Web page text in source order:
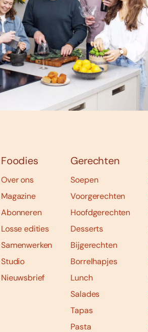
Foodies
Over ons
Magazine
Abonneren
Losse edities
Samenwerken
Studio
Nieuwsbrief
Gerechten
Soepen
Voorgerechten
Hoofdgerechten
Desserts
Bijgerechten
Borrelhapjes
Lunch
Salades
Tapas
Pasta